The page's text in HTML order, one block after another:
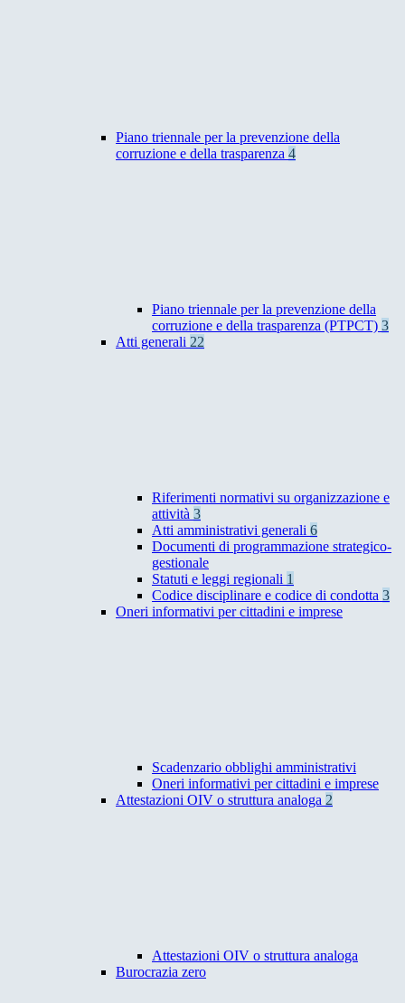
Piano triennale per la prevenzione della
corruzione e della trasparenza 4
Piano triennale per la prevenzione della
corruzione e della trasparenza (PTPCT) 3
Atti generali 22
Riferimenti normativi su organizzazione e
attività 3
Atti amministrativi generali 6
Documenti di programmazione strategico-
gestionale
Statuti e leggi regionali 1
Codice disciplinare e codice di condotta 3
Oneri informativi per cittadini e imprese
Scadenzario obblighi amministrativi
Oneri informativi per cittadini e imprese
Attestazioni OIV o struttura analoga 2
Attestazioni OIV o struttura analoga
Burocrazia zero